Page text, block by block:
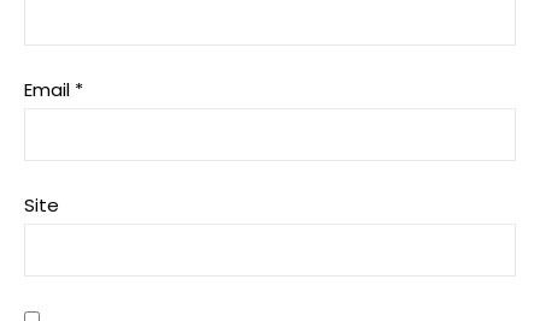
Email *
Site